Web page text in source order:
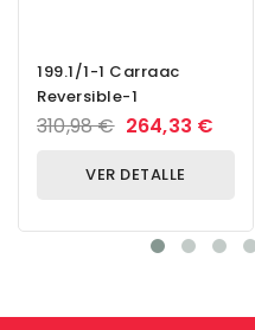
199.1/1-1 Carraac
Reversible-1
310,98 € 264,33 €
VER DETALLE